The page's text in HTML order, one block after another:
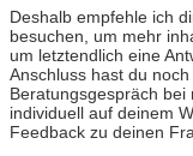
Deshalb empfehle ich
besuchen, um mehr
um letztendlich eine
Anschluss hast du
Beratungsgespräch
individuell auf deinem
Feedback zu deinen